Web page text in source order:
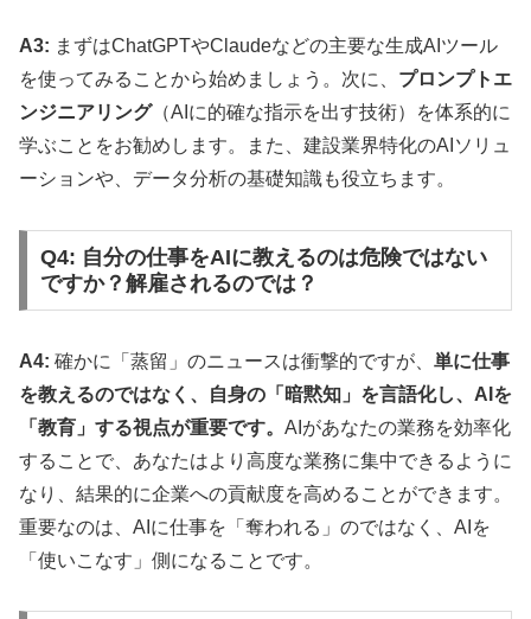
A3: まずはChatGPTやClaudeなどの主要な生成AIツール
を使ってみることから始めましょう。次に、 プロンプトエ
ンジニアリング（AIに的確な指示を出す技術）を体系的に
学ぶことをお勧めします。また、建設業界特化のAIソリュ
ーションや、データ分析の基礎知識も役立ちます。
Q4: 自分の仕事をAIに教えるのは危険ではない
ですか？解雇されるのでは？
A4: 確かに「蒸留」のニュースは衝撃的ですが、 単に仕事
を教えるのではなく、自身の「暗黙知」を言語化し、AIを
「教育」する視点が重要です。 AIがあなたの業務を効率化
することで、あなたはより高度な業務に集中できるように
なり、結果的に企業への貢献度を高めることができます。
重要なのは、AIに仕事を「奪われる」のではなく、AIを
「使いこなす」側になることです。